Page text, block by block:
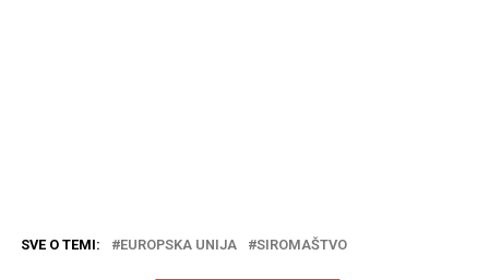
SVE O TEMI: EUROPSKA UNIJA SIROMAŠTVO